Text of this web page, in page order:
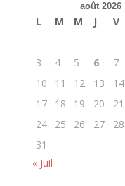
août 2026
L M M J V
3
4 5 6 7
10
11 12 13 14
17
18 19 20 21
24
25 26 27 28
31
« Juil